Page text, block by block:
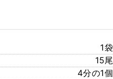
1袋
15尾
4分の1個